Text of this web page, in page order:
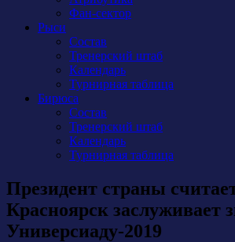
Фан-сектор
Рыси
Состав
Тренерский штаб
Календарь
Турнирная таблица
Бирюса
Состав
Тренерский штаб
Календарь
Турнирная таблица
Президент страны
Красноярск заслуживает
Универсиаду-2019